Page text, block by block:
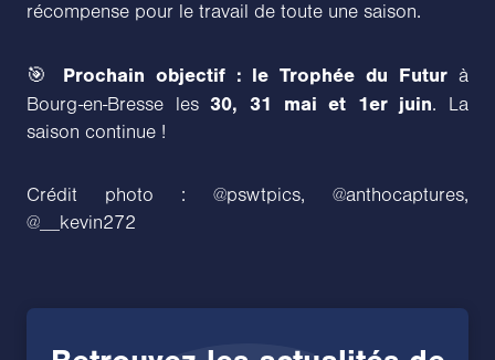
récompense pour le travail de toute une saison.
🎯 Prochain objectif : le Trophée du Futur à
Bourg-en-Bresse les30, 31 mai et 1er juin. La
saison continue !
Crédit photo : @pswtpics, @anthocaptures,
@__kevin272